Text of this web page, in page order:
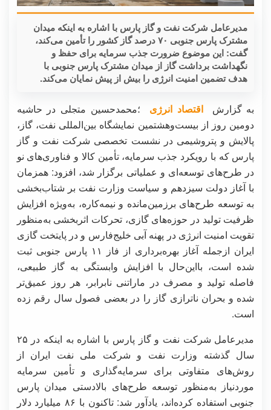
مدیرعامل شرکت نفت و گاز پارس با اشاره به اینکه میدان
مشترک پارس جنوبی ۷۰ درصد گاز کشور را تأمین می‌کند،
گفت: این موضوع ضرورت جذب سرمایه برای حفظ و
نگهداشت برداشت گاز از میدان مشترک پارس جنوبی با
هدف تضمین امنیت انرژی را بیش از پیش نمایان می‌کند.
به گزارشاقتصاد انرژی ؛محمدحسین متجلی در حاشیه
دومین روز از بیست‌وهشتمین نمایشگاه بین‌المللی نفت، گاز،
پالایش و پتروشیمی در نشست تخصصی شرکت نفت و گاز
پارس که با رویکرد جذب سرمایه، تأمین کالا و فناوری‌های نو
در طرح‌های توسعه‌ای و عملیاتی برگزار شد، افزود: همزمان
با آغاز دولت سیزدهم و سیاست وزارت نفت بر شتاب‌بخشی
به توسعه طرح‌های برزمین‌مانده و نیمه‌کاره، به‌ویژه افزایش
ظرفیت تولید در حوزه‌های گازی، تحرکات اثربخشی به‌منظور
تقویت امنیت انرژی در پهنه آبی خلیج‌فارس و در پایتخت گازی
ایران ازجمله آغاز بهره‌برداری از فاز ۱۱ پارس جنوبی ثبت
شده است، بااین‌حال با افزایش وابستگی به گاز طبیعی،
فاصله تولید و مصرف در ماراتنی نابرابر، هر روز عمیق‌تر
شده و بحران ناترازی گاز را در بعضی فصول سال رقم زده
است.
مدیرعامل شرکت نفت و گاز پارس با اشاره به اینکه در ۲۵
سال گذشته وزارت نفت و شرکت ملی نفت ایران از
روش‌های متفاوتی برای سرمایه‌گذاری و تأمین سرمایه
موردنیاز به‌منظور توسعه طرح‌های بالادستی میدان پارس
جنوبی استفاده کرده‌اند، یادآور شد: تاکنون با ۸۶ میلیارد دلار